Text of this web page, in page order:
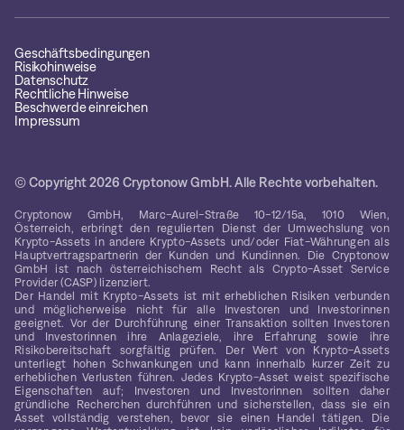
Geschäftsbedingungen
Risikohinweise
Datenschutz
Rechtliche Hinweise
Beschwerde einreichen
Impressum
© Copyright 2026 Cryptonow GmbH. Alle Rechte vorbehalten.
Cryptonow GmbH, Marc-Aurel-Straße 10-12/15a, 1010 Wien,
Österreich, erbringt den regulierten Dienst der Umwechslung von
Krypto-Assets in andere Krypto-Assets und/oder Fiat-Währungen als
Hauptvertragspartnerin der Kunden und Kundinnen. Die Cryptonow
GmbH ist nach österreichischem Recht als Crypto-Asset Service
Provider (CASP) lizenziert.
Der Handel mit Krypto-Assets ist mit erheblichen Risiken verbunden
und möglicherweise nicht für alle Investoren und Investorinnen
geeignet. Vor der Durchführung einer Transaktion sollten Investoren
und Investorinnen ihre Anlageziele, ihre Erfahrung sowie ihre
Risikobereitschaft sorgfältig prüfen. Der Wert von Krypto-Assets
unterliegt hohen Schwankungen und kann innerhalb kurzer Zeit zu
erheblichen Verlusten führen. Jedes Krypto-Asset weist spezifische
Eigenschaften auf; Investoren und Investorinnen sollten daher
gründliche Recherchen durchführen und sicherstellen, dass sie ein
Asset vollständig verstehen, bevor sie einen Handel tätigen. Die